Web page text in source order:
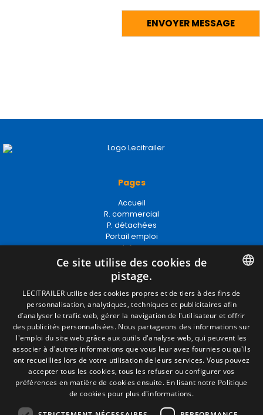
Pages
Accueil
R. commercial
P. détachées
Portail emploi
Infos
EgaLecitrailer
Termes juridiques
Mentions Légales
Politique de Confidentialité
Politique de Cookies
Conditions générales de vente
Gérer les cookies
Contact
SPANISH
ENGLISH
FRENCH
ITALIAN
PORTUGUESE
Ce site utilise des cookies de
pistage.
LECITRAILER utilise des cookies propres et de tiers à des fins de
personnalisation, analytiques, techniques et publicitaires afin
d’analyser le trafic web, gérer la navigation de l'utilisateur et offrir
des publicités personnalisées. Nous partageons des informations sur
l'emploi du site web grâce aux outils d'analyse web, qui peuvent les
associer à d'autres informations que vous leur avez fournies ou qu'ils
ont recueillies lors de votre utilisation de leurs services. Vous pouvez
accepter tous les cookies, tous les refuser ou configurer vos
préférences en matière de cookies ensuite. En lisant notre Politique
de cookies pour plus d'informations.